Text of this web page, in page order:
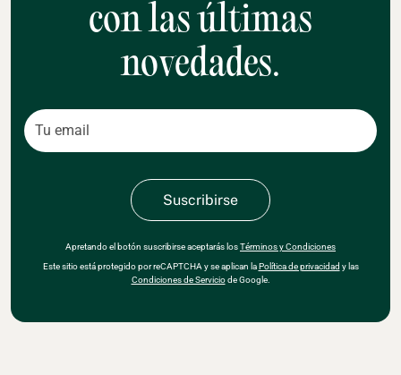
con las últimas
novedades.
Apretando el botón suscribirse aceptarás losTérminos y Condiciones
Este sitio está protegido por reCAPTCHA y se aplican laPolítica de privacidad y las
Condiciones de Serviciode Google.